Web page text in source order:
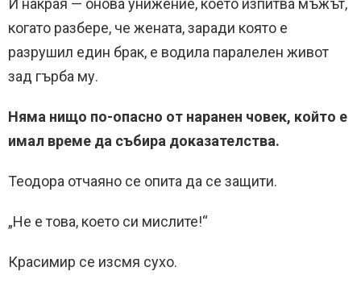
И накрая — онова унижение, което изпитва мъжът,
когато разбере, че жената, заради която е
разрушил един брак, е водила паралелен живот
зад гърба му.
Няма нищо по-опасно от наранен човек, който е
имал време да събира доказателства.
Теодора отчаяно се опита да се защити.
„Не е това, което си мислите!“
Красимир се изсмя сухо.